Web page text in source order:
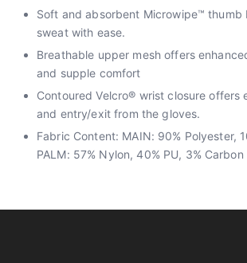
Soft and absorbent Microwipe™ thumb
sweat with ease.
Breathable upper mesh offers
and supple comfort
Contoured Velcro® wrist closure offers
and entry/exit from the gloves.
Fabric Content: MAIN: 90% Polyester,
PALM: 57% Nylon, 40% PU, 3% Carbon